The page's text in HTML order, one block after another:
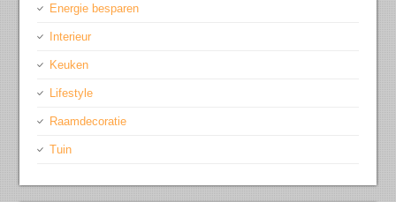
Energie besparen
Interieur
Keuken
Lifestyle
Raamdecoratie
Tuin